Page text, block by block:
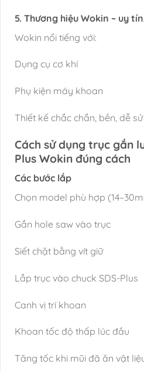
5. Thương hiệu Wokin – uy
Wokin nổi tiếng với:
Dụng cụ cơ khí
Phụ kiện máy khoan
Thiết kế chắc chắn, bền, dễ
Cách sử dụng trục gắn
Plus Wokin đúng cách
Các bước lắp
Chọn model phù hợp
Gắn hole saw vào trục
Siết chặt bằng vít giữ
Lắp trục vào chuck SDS-Plus
Canh vị trí khoan
Khoan tốc độ thấp lúc đầu
Tăng tốc khi mũi đã ăn vật